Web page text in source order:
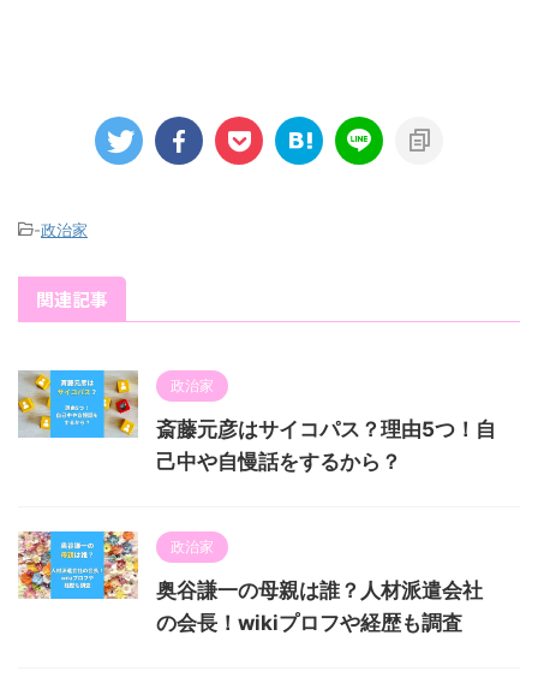
-政治家
関連記事
政治家
斎藤元彦はサイコパス？理由5つ！自
己中や自慢話をするから？
政治家
奥谷謙一の母親は誰？人材派遣会社
の会長！wikiプロフや経歴も調査